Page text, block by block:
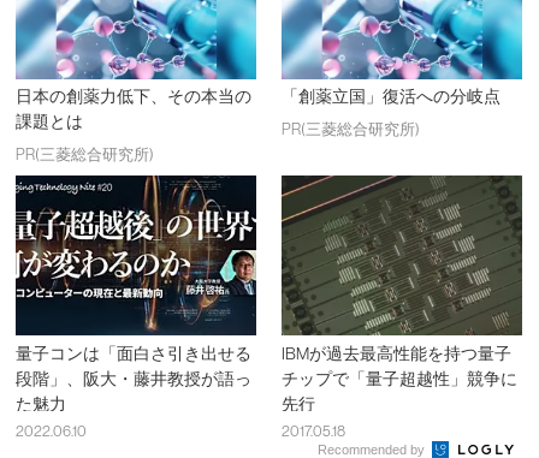
日本の創薬力低下、その本当の
課題とは
PR(三菱総合研究所)
「創薬立国」復活への分岐点
PR(三菱総合研究所)
量子コンは「面白さ引き出せる
段階」、阪大・藤井教授が語っ
た魅力
2022.06.10
IBMが過去最高性能を持つ量子
チップで「量子超越性」競争に
先行
2017.05.18
Recommended by